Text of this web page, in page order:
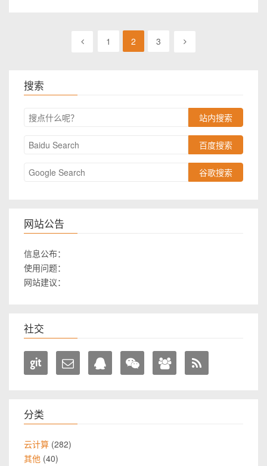
1 2 3
搜索
站内搜索
百度搜索
谷歌搜索
网站公告
信息公布：
使用问题：
网站建议：
社交
分类
云计算 282
其他 40